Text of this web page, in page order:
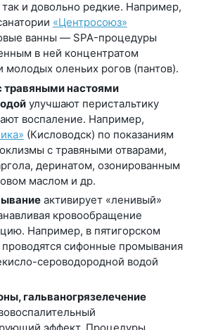
и довольно редкие. Например,
«Центросоюз»
ванны — SPA-процедуры
в ней концентратом
молодых оленьих рогов (пантов).
настоями
улучшают перистальтику
воспаление. Например,
(Кисловодск) по показаниям
с травяными отварами,
деринатом, озонированным
маслом и др.
активирует «ленивый»
кровообращение
Например, в пятигорском
проводятся сифонные промывания
сероводородной водой
гальваногрязелечение